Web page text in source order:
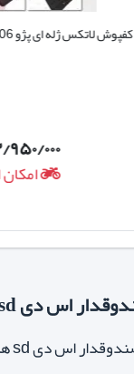
کفپوش لاتکس ژله ای پژو 206 صندوقدار sd
۳/۹۵۰/